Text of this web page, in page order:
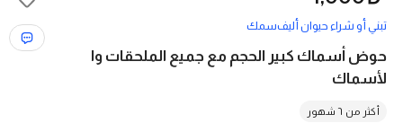
تبني أو شراء حيوان أليفسمك
حوض أسماك كبير الحجم مع جميع الملحقات وا
لأسماك
أكثر من ٦ شهور